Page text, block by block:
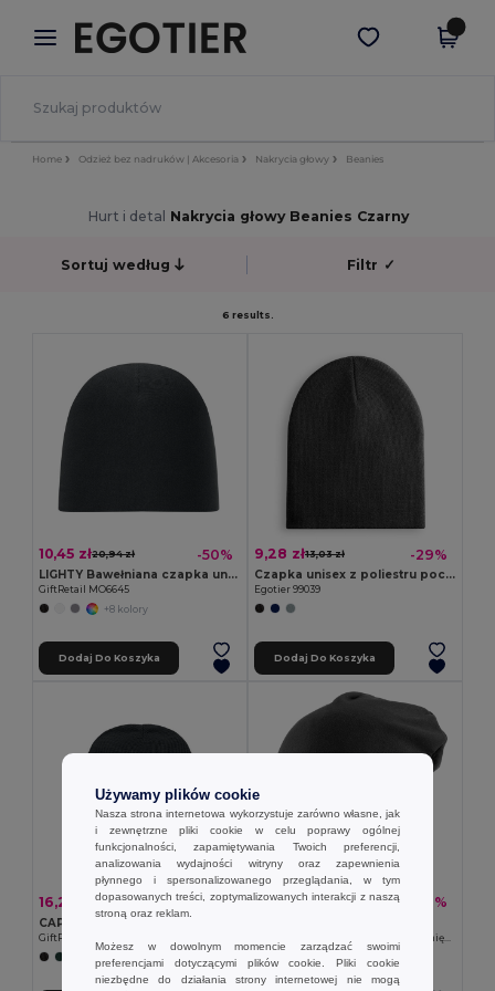
× Aplikacja Egotier
Lepsze ceny w aplikacji!
Pobierz app
Home Odzież bez nadruków | Akcesoria Nakrycia głowy Beanies
Hurt i detal Nakrycia głowy Beanies Czarny
Sortuj według Filtr ✓
6 results.
10,45 zł20,94 zł -50%
LIGHTY Bawełniana czapka unisex
GiftRetail MO6645
+8 kolory
Dodaj Do Koszyka
9,28 zł13,03 zł -29%
Czapka unisex z poliestru pochodzącego (100% rPET)
Egotier 99039
Dodaj Do Koszyka
16,22 zł28,12 zł -42%
GiftRetail MO2359
+1 kolory
7,46 zł 9,24 zł -19%
Używamy plików cookie
Nasza strona internetowa wykorzystuje zarówno własne, jak
i zewnętrzne pliki cookie w celu poprawy ogólnej
funkcjonalności, zapamiętywania Twoich preferencji,
analizowania wydajności witryny oraz zapewnienia
płynnego i spersonalizowanego przeglądania, w tym
dopasowanych treści, zoptymalizowanych interakcji z naszą
stroną oraz reklam.
Możesz w dowolnym momencie zarządzać swoimi
preferencjami dotyczącymi plików cookie. Pliki cookie
niezbędne do działania strony internetowej nie mogą